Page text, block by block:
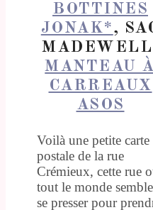
BOTTINES
JONAK*,
MANTEAU À
CARREAUX
ASOS
Voilà une petite carte
postale de la rue
Crémieux, cette rue
tout le monde semble
se presser pour